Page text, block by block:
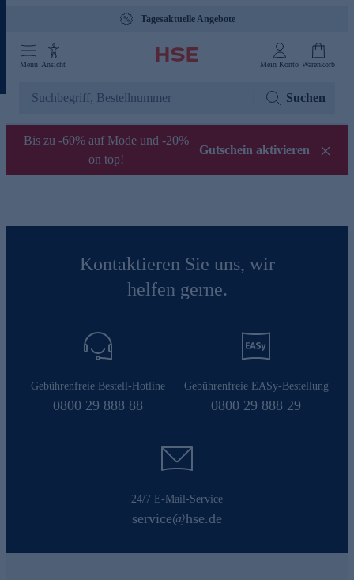
Tagesaktuelle Angebote
Menü Ansicht Mein Konto Warenkorb
Suchen
Bis zu -60% auf Mode und -20%
on top!
Gutschein aktivieren
Kontaktieren Sie uns, wir
helfen gerne.
Gebührenfreie Bestell-Hotline
0800 29 888 88
Gebührenfreie EASy-Bestellung
0800 29 888 29
24/7 E-Mail-Service
service@hse.de